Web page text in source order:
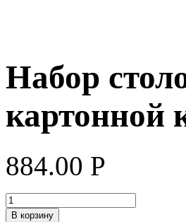
Набор
картонной
884.00 Р
В корзину